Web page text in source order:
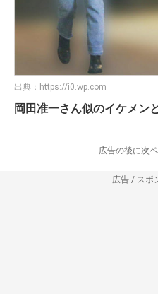
出典： https://i0.wp.com
岡田准一さん似のイケメン
-----------------広告の後に次
広告 / スポ